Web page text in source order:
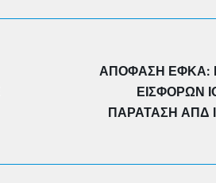
post:
ΑΠΌΦΑΣΗ ΕΦΚΑ:
ΕΙΣΦΟΡΏΝ
ΠΑΡΆΤΑΣΗ ΑΠΔ